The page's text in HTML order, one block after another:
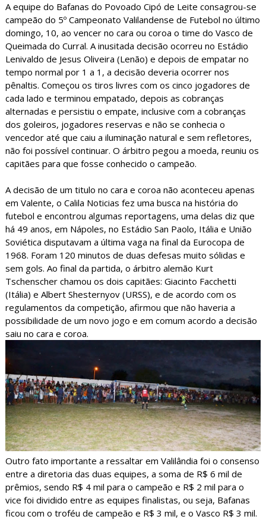
A equipe do Bafanas do Povoado Cipó de Leite consagrou-se
campeão do 5º Campeonato Valilandense de Futebol no último
domingo, 10, ao vencer no cara ou coroa o time do Vasco de
Queimada do Curral. A inusitada decisão ocorreu no Estádio
Lenivaldo de Jesus Oliveira (Lenão) e depois de empatar no
tempo normal por 1 a 1, a decisão deveria ocorrer nos
pênaltis. Começou os tiros livres com os cinco jogadores de
cada lado e terminou empatado, depois as cobranças
alternadas e persistiu o empate, inclusive com a cobranças
dos goleiros, jogadores reservas e não se conhecia o
vencedor até que caiu a iluminação natural e sem refletores,
não foi possível continuar. O árbitro pegou a moeda, reuniu os
capitães para que fosse conhecido o campeão.
A decisão de um titulo no cara e coroa não aconteceu apenas
em Valente, o Calila Noticias fez uma busca na história do
futebol e encontrou algumas reportagens, uma delas diz que
há 49 anos, em Nápoles, no Estádio San Paolo, Itália e União
Soviética disputavam a última vaga na final da Eurocopa de
1968. Foram 120 minutos de duas defesas muito sólidas e
sem gols. Ao final da partida, o árbitro alemão Kurt
Tschenscher chamou os dois capitães: Giacinto Facchetti
(Itália) e Albert Shesternyov (URSS), e de acordo com os
regulamentos da competição, afirmou que não haveria a
possibilidade de um novo jogo e em comum acordo a decisão
saiu no cara e coroa.
Outro fato importante a ressaltar em Valilândia foi o consenso
entre a diretoria das duas equipes, a soma de R$ 6 mil de
prêmios, sendo R$ 4 mil para o campeão e R$ 2 mil para o
vice foi dividido entre as equipes finalistas, ou seja, Bafanas
ficou com o troféu de campeão e R$ 3 mil, e o Vasco R$ 3 mil.